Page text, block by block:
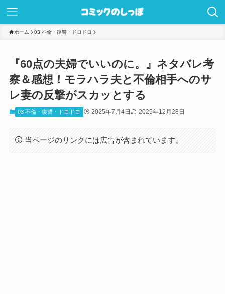
ホーム 03 不倫・復讐・ドロドロ
『60点の夫婦でいいのに。』ネタバレ考
察＆感想！モラハラ夫と不倫相手へのサ
レ妻の反撃がスカッとする
03 不倫・復讐・ドロドロ 2025年7月4日 2025年12月28日
当ページのリンクには広告が含まれています。